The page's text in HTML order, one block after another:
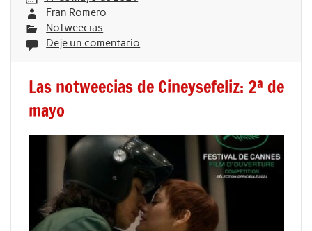
Fran Romero
Notweecias
Deje un comentario
Las notweecias de Cineysefeliz: 2ª de
mayo